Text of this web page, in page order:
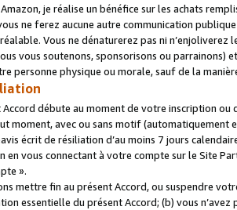
je réalise un bénéfice sur les achats
ne ferez aucune autre communication
Vous ne dénaturerez pas ni
vous soutenons, sponsorisons ou parrainons)
personne physique ou morale, sauf de la
Accord débute au moment de votre inscription
moment, avec ou sans motif (automatiquement
écrit de résiliation d’au moins 7 jours
en vous connectant à votre compte sur le Site
».
mettre fin au présent Accord, ou suspendre
essentielle du présent Accord; (b) vous